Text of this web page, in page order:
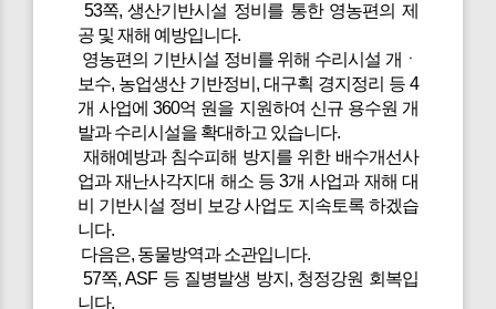
53쪽, 생산기반시설 정비를 통한 영농편의 제
공 및 재해 예방입니다.
영농편의 기반시설 정비를 위해 수리시설 개ㆍ
보수, 농업생산 기반정비, 대구획 경지정리 등 4
개 사업에 360억 원을 지원하여 신규 용수원 개
발과 수리시설을 확대하고 있습니다.
재해예방과 침수피해 방지를 위한 배수개선사
업과 재난사각지대 해소 등 3개 사업과 재해 대
비 기반시설 정비 보강 사업도 지속토록 하겠습
니다.
다음은, 동물방역과 소관입니다.
57쪽, ASF 등 질병발생 방지, 청정강원 회복입
니다.